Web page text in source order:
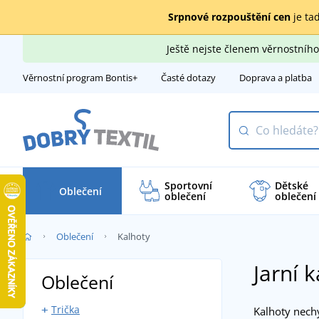
Srpnové rozpouštění cenje
Ještě nejste členem
Věrnostní program Bontis+ Časté dotazy Doprava a platba
Oblečení Sportovní
oblečení
Dětské
oblečení
Oblečení Kalhoty
Jarní
Kalhoty
Oblečení
Trička